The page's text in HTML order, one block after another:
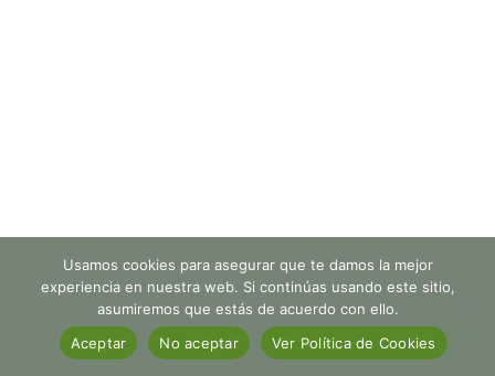
Usamos cookies para asegurar que te damos la mejor
experiencia en nuestra web. Si continúas usando este sitio,
asumiremos que estás de acuerdo con ello.
Aceptar
No aceptar Ver Política de Cookies